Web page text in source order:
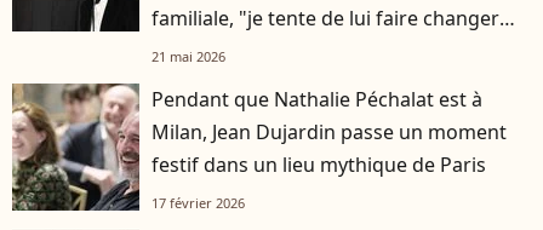
familiale, "je tente de lui faire changer
d'avis"
21 mai 2026
Pendant que Nathalie Péchalat est à
Milan, Jean Dujardin passe un moment
festif dans un lieu mythique de Paris
17 février 2026